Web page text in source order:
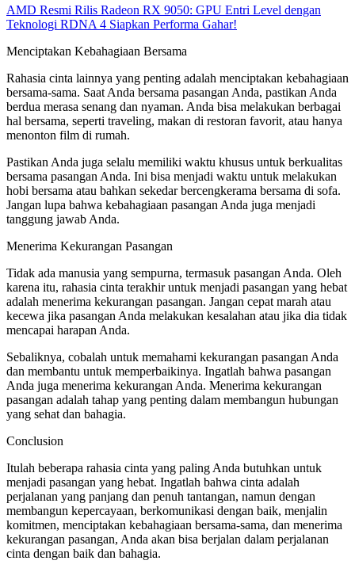
AMD Resmi Rilis Radeon RX 9050: GPU Entri Level dengan
Teknologi RDNA 4 Siapkan Performa Gahar!
Menciptakan Kebahagiaan Bersama
Rahasia cinta lainnya yang penting adalah menciptakan kebahagiaan
bersama-sama. Saat Anda bersama pasangan Anda, pastikan Anda
berdua merasa senang dan nyaman. Anda bisa melakukan berbagai
hal bersama, seperti traveling, makan di restoran favorit, atau hanya
menonton film di rumah.
Pastikan Anda juga selalu memiliki waktu khusus untuk berkualitas
bersama pasangan Anda. Ini bisa menjadi waktu untuk melakukan
hobi bersama atau bahkan sekedar bercengkerama bersama di sofa.
Jangan lupa bahwa kebahagiaan pasangan Anda juga menjadi
tanggung jawab Anda.
Menerima Kekurangan Pasangan
Tidak ada manusia yang sempurna, termasuk pasangan Anda. Oleh
karena itu, rahasia cinta terakhir untuk menjadi pasangan yang hebat
adalah menerima kekurangan pasangan. Jangan cepat marah atau
kecewa jika pasangan Anda melakukan kesalahan atau jika dia tidak
mencapai harapan Anda.
Sebaliknya, cobalah untuk memahami kekurangan pasangan Anda
dan membantu untuk memperbaikinya. Ingatlah bahwa pasangan
Anda juga menerima kekurangan Anda. Menerima kekurangan
pasangan adalah tahap yang penting dalam membangun hubungan
yang sehat dan bahagia.
Conclusion
Itulah beberapa rahasia cinta yang paling Anda butuhkan untuk
menjadi pasangan yang hebat. Ingatlah bahwa cinta adalah
perjalanan yang panjang dan penuh tantangan, namun dengan
membangun kepercayaan, berkomunikasi dengan baik, menjalin
komitmen, menciptakan kebahagiaan bersama-sama, dan menerima
kekurangan pasangan, Anda akan bisa berjalan dalam perjalanan
cinta dengan baik dan bahagia.